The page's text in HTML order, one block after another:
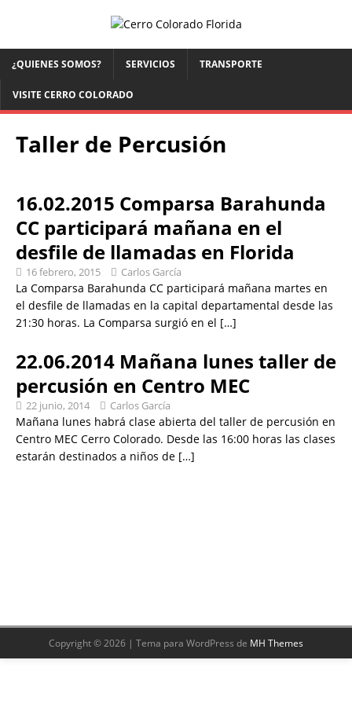
¿QUIENES SOMOS? SERVICIOS TRANSPORTE
VISITE CERRO COLORADO
Taller de Percusión
16.02.2015 Comparsa Barahunda
CC participará mañana en el
desfile de llamadas en Florida
16 febrero, 2015 Carlos García
La Comparsa Barahunda CC participará mañana martes en
el desfile de llamadas en la capital departamental desde las
21:30 horas. La Comparsa surgió en el […]
22.06.2014 Mañana lunes taller de
percusión en Centro MEC
22 junio, 2014 Carlos García
Mañana lunes habrá clase abierta del taller de percusión en
Centro MEC Cerro Colorado. Desde las 16:00 horas las clases
estarán destinados a niños de […]
Copyright © 2026 | Tema para WordPress de MH Themes